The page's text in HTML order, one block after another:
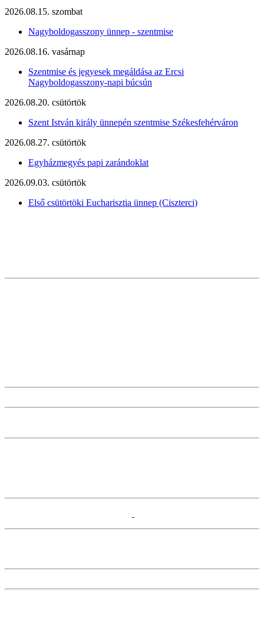
2026.08.15. szombat
Nagyboldogasszony ünnep - szentmise
2026.08.16. vasárnap
Szentmise és jegyesek megáldása az Ercsi
Nagyboldogasszony-napi búcsún
2026.08.20. csütörtök
Szent István király ünnepén szentmise Székesfehérváron
2026.08.27. csütörtök
Egyházmegyés papi zarándoklat
2026.09.03. csütörtök
Első csütörtöki Eucharisztia ünnep (Ciszterci)